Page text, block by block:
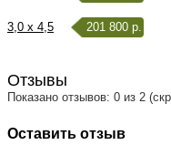
3,0 x 4,5 201 800 р.
Отзывы
Показано отзывов: 0 из 2
Оставить отзыв